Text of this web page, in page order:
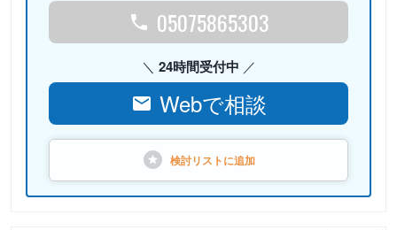
05075865303
24時間受付中
Webで相談
検討リストに追加